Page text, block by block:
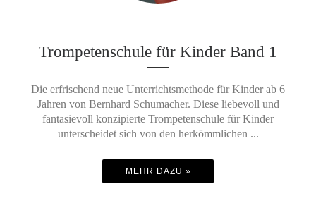
Trompetenschule für Kinder Band 1
Die erfrischend neue Unterrichtsmethode für Kinder ab 6
Jahren von Bernhard Schumacher. Diese liebevoll und
fantasievoll konzipierte Trompetenschule für Kinder
unterscheidet sich von den herkömmlichen ...
MEHR DAZU »